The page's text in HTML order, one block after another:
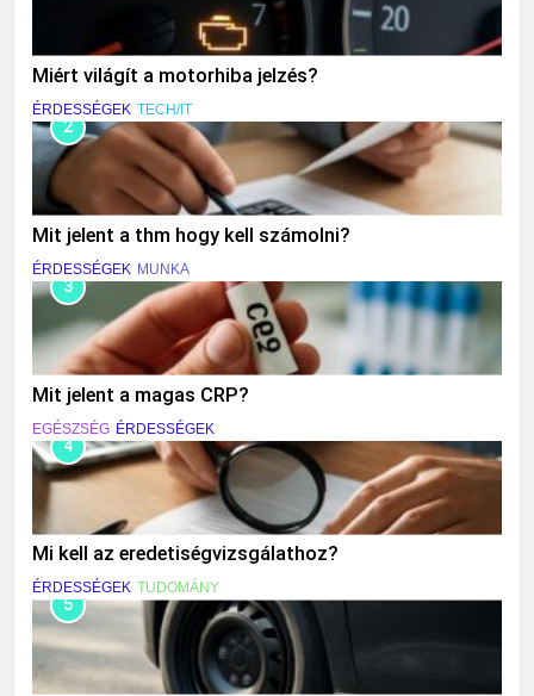
Miért világít a motorhiba jelzés?
ÉRDESSÉGEK TECH/IT
2
Mit jelent a thm hogy kell számolni?
ÉRDESSÉGEK MUNKA
3
Mit jelent a magas CRP?
EGÉSZSÉG ÉRDESSÉGEK
4
Mi kell az eredetiségvizsgálathoz?
ÉRDESSÉGEK TUDOMÁNY
5